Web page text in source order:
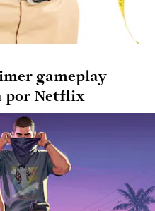
gameplay
por Netflix